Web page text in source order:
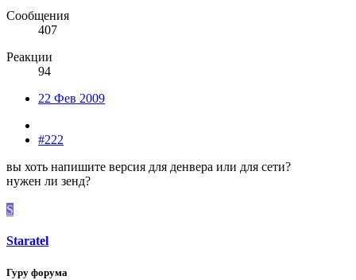
Сообщения
407
Реакции
94
22 Фев 2009
#222
вы хоть напишите версия для денвера или для сети?
нужен ли зенд?
S
Staratel
Гуру форума